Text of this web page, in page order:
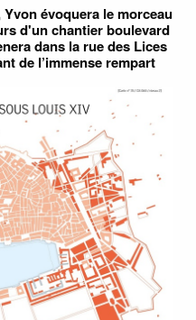
évoquera le morceau
d'un chantier boulevard
dans la rue des Lices
de l’immense rempart